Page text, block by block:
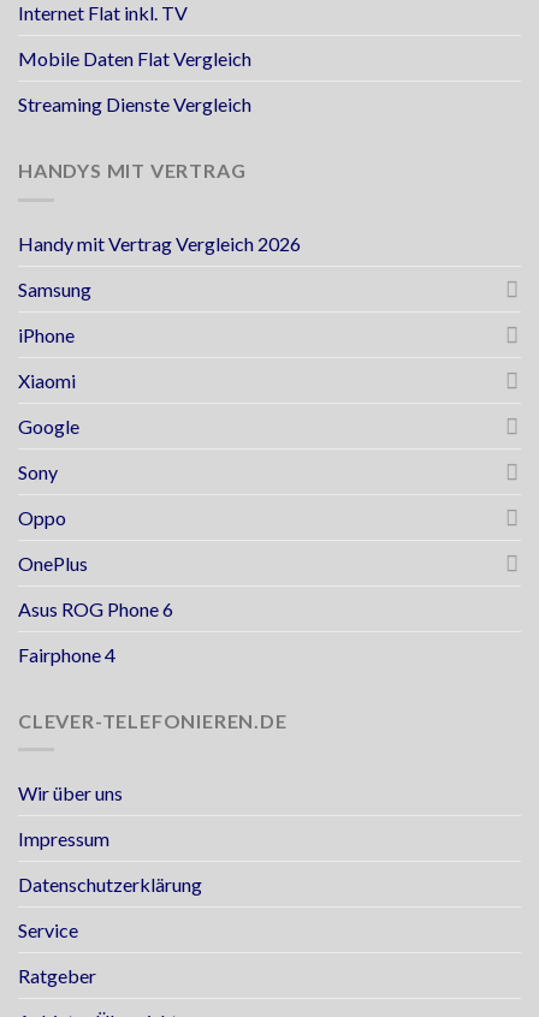
Internet Flat inkl. TV
Mobile Daten Flat Vergleich
Streaming Dienste Vergleich
HANDYS MIT VERTRAG
Handy mit Vertrag Vergleich 2026
Samsung
iPhone
Xiaomi
Google
Sony
Oppo
OnePlus
Asus ROG Phone 6
Fairphone 4
CLEVER-TELEFONIEREN.DE
Wir über uns
Impressum
Datenschutzerklärung
Service
Ratgeber